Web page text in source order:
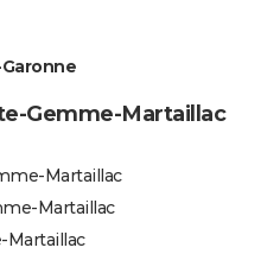
Gemme-Martaillac
Martaillac
Martaillac
Martaillac